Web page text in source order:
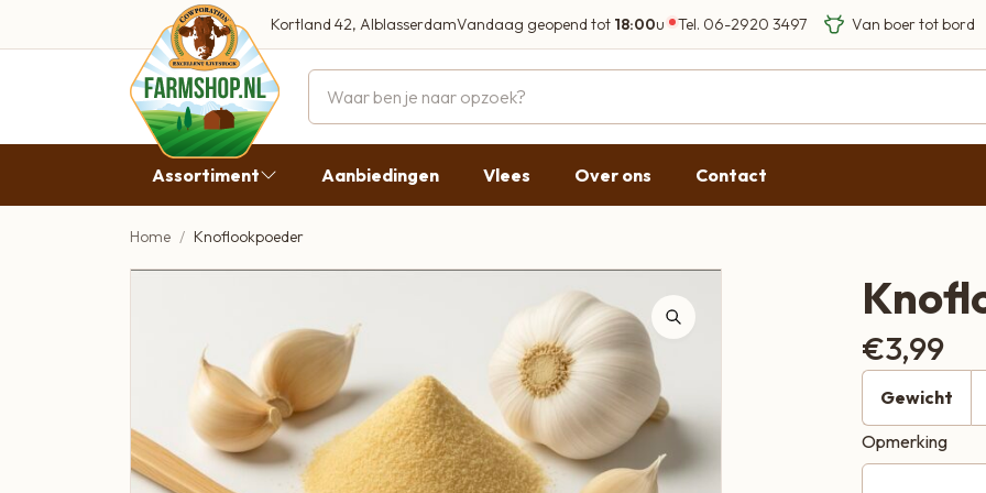
Kortland 42, AlblasserdamVandaag geopend tot 18:00u
Woensdag 09:00 - 17:30
Vrijdag 09:00 - 18:00
09:00 - 17:30
Tel. 06-2920 3497
Eigen Limousin
Eerlijke
Assortiment
Broodbeleg & Worst
Boeren Zuivel
Boeren Roomijs
Desembrood
Aanbiedingen Vlees Over ons Contact
Home Knoflookpoeder
€3,99
Gewicht
Opmerking